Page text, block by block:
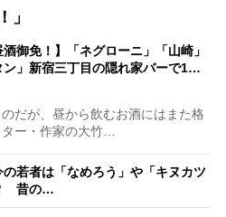
」
酒御免！】「ネグローニ」「山崎」
ン」新宿三丁目の隠れ家バーで1…
だが、昼から飲むお酒にはまた格
ー・作家の大竹…
の若者は「なめろう」や「キヌカツ
昔の…